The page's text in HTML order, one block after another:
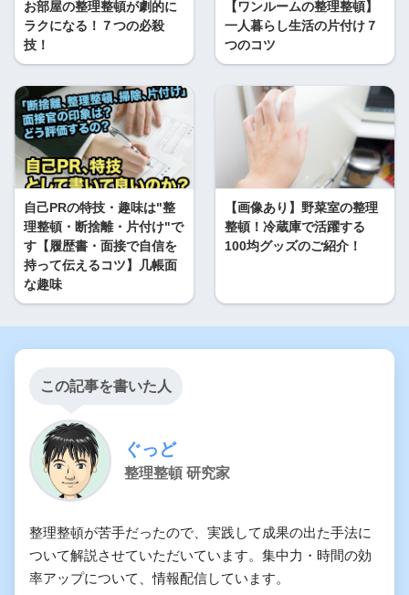
お部屋の整理整頓が劇的に
ラクになる！７つの必殺
技！
【ワンルームの整理整頓】
一人暮らし生活の片付け７
つのコツ
自己PRの特技・趣味は"整
理整頓・断捨離・片付け"で
す【履歴書・面接で自信を
持って伝えるコツ】几帳面
な趣味
【画像あり】野菜室の整理
整頓！冷蔵庫で活躍する
100均グッズのご紹介！
この記事を書いた人
ぐっど
整理整頓 研究家
整理整頓が苦手だったので、実践して成果の出た手法に
ついて解説させていただいています。集中力・時間の効
率アップについて、情報配信しています。